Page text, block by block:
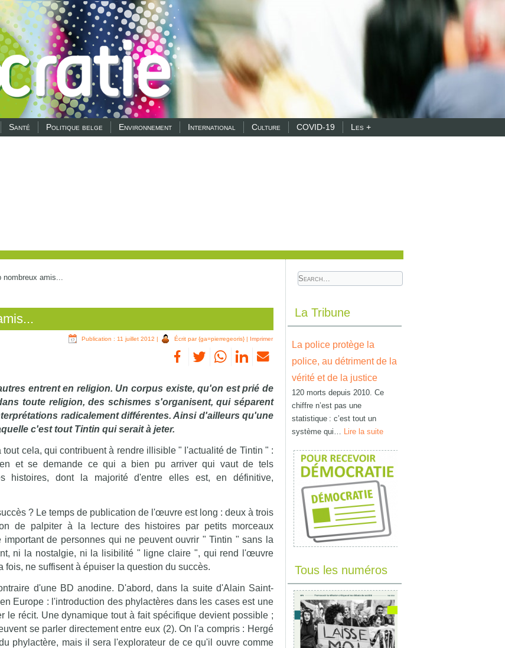
Santé Politique belge Environnement International Culture COVID-19 Les +
nombreux amis...
Publication : 11 juillet 2012 | Écrit par {ga=pierregeoris} | Imprimer
entrent en religion. Un corpus existe, qu'on est prié de
toute religion, des schismes s'organisent, qui séparent
radicalement différentes. Ainsi d'ailleurs qu'une
c'est tout Tintin qui serait à jeter.
cela, qui contribuent à rendre illisible " l'actualité de Tintin " :
et se demande ce qui a bien pu arriver qui vaut de tels
histoires, dont la majorité d'entre elles est, en définitive,
? Le temps de publication de l'œuvre est long : deux à trois
de palpiter à la lecture des histoires par petits morceaux
important de personnes qui ne peuvent ouvrir " Tintin " sans la
ni la nostalgie, ni la lisibilité " ligne claire ", qui rend l'œuvre
ne suffisent à épuiser la question du succès.
d'une BD anodine. D'abord, dans la suite d'Alain Saint-
Europe : l'introduction des phylactères dans les cases est une
le récit. Une dynamique tout à fait spécifique devient possible ;
se parler directement entre eux (2). On l'a compris : Hergé
phylactère, mais il sera l'explorateur de ce qu'il ouvre comme
La Tribune
La police protège la
police, au détriment de la
vérité et de la justice
120 morts depuis 2010. Ce
chiffre n’est pas une
statistique : c’est tout un
système qui… Lire la suite
Tous les numéros